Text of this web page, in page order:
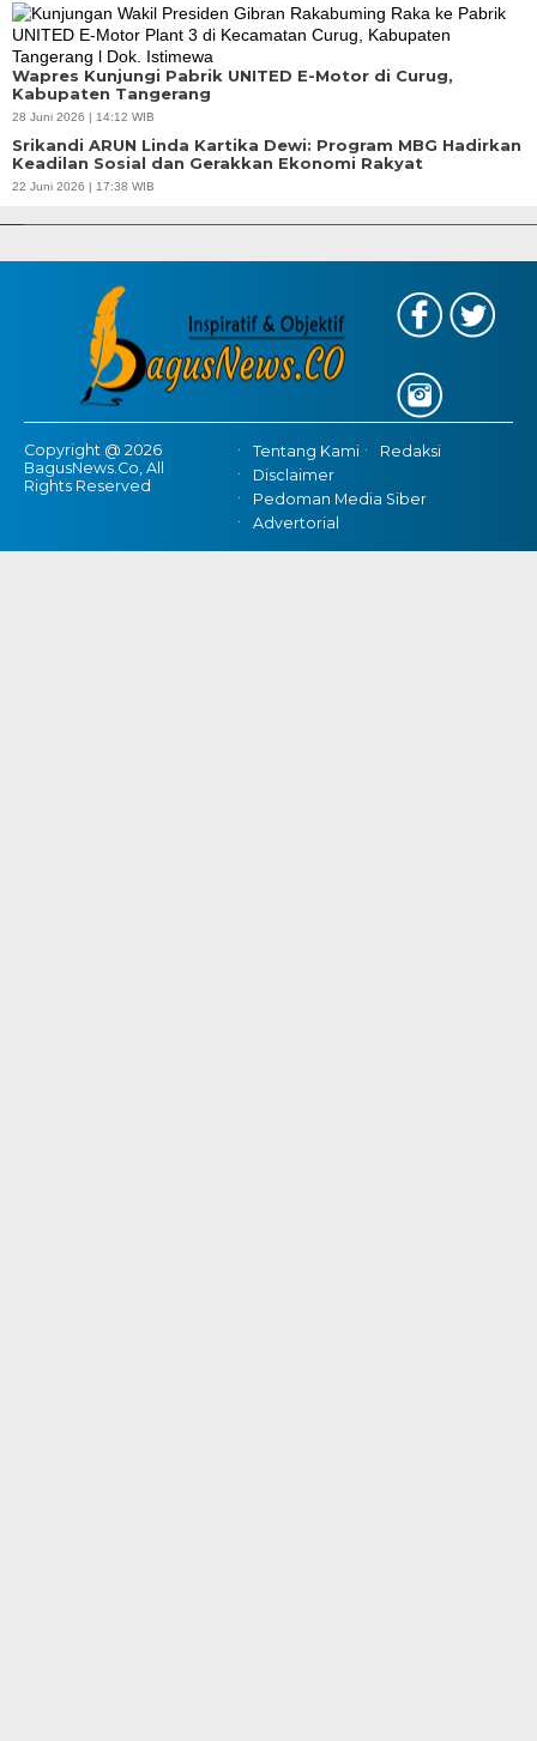
Wapres Kunjungi Pabrik UNITED E-Motor di Curug,
Kabupaten Tangerang
28 Juni 2026 | 14:12 WIB
Srikandi ARUN Linda Kartika Dewi: Program MBG Hadirkan
Keadilan Sosial dan Gerakkan Ekonomi Rakyat
22 Juni 2026 | 17:38 WIB
APBD Tahun 2025 Anggarkan Rp200 Miliar | Program Makan Bergizi
Copyright @ 2026
BagusNews.Co, All
Rights Reserved
Tentang Kami
Redaksi
Disclaimer
Pedoman Media Siber
Advertorial